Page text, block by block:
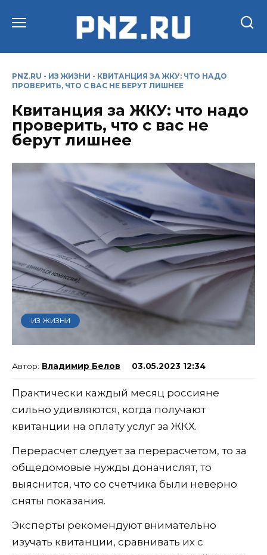
PNZ.RU - ИЗ ЖИЗНИ - КВИТАНЦИЯ ЗА ЖКУ: ЧТО НАДО
ПРОВЕРИТЬ, ЧТО С ВАС НЕ БЕРУТ ЛИШНЕЕ
Квитанция за ЖКУ: что надо
проверить, что с вас не
берут лишнее
ИЗ ЖИЗНИ
Владимир Белов 03.05.2023 12:34
Практически каждый месяц россияне
сильно удивляются, когда получают
квитанции на оплату услуг за ЖКХ.
Перерасчет следует за перерасчетом, то за
общедомовые нужды доначислят, то
выяснится, что со счетчика были неверно
сняты показания.
Эксперты рекомендуют внимательно
изучать квитанции, сравнивать их с